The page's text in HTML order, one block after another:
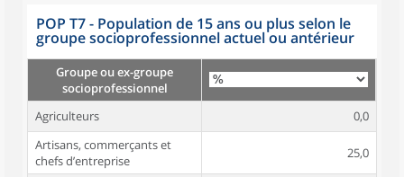
POP T7 - Population de 15 ans ou plus selon le
groupe socioprofessionnel actuel ou antérieur
Groupe ou ex-groupe
socioprofessionnel
Agriculteurs
0,0
Artisans, commerçants et
chefs d’entreprise
25,0